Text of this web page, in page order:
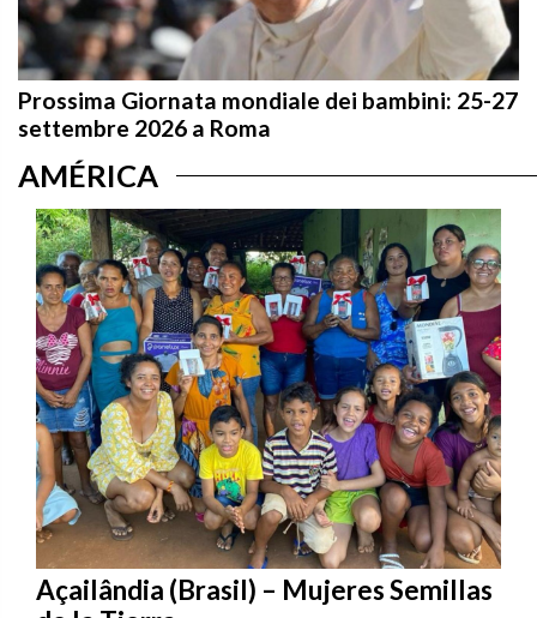
Prossima Giornata mondiale dei bambini: 25-27
settembre 2026 a Roma
AMÉRICA
Açailândia (Brasil) – Mujeres Semillas
de la Tierra